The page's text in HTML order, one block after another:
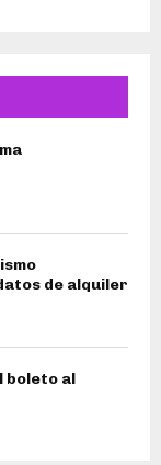
de alquiler
boleto al